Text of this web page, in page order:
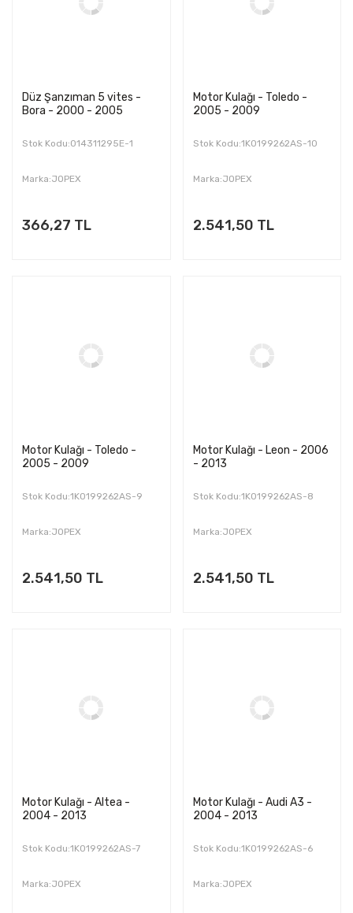
Düz Şanzıman 5 vites -
Bora - 2000 - 2005
Stok Kodu:014311295E-1
Marka:JOPEX
366,27 TL
Motor Kulağı - Toledo -
2005 - 2009
Stok Kodu:1K0199262AS-10
Marka:JOPEX
2.541,50 TL
Motor Kulağı - Toledo -
2005 - 2009
Stok Kodu:1K0199262AS-9
Marka:JOPEX
2.541,50 TL
Motor Kulağı - Leon - 2006
- 2013
Stok Kodu:1K0199262AS-8
Marka:JOPEX
2.541,50 TL
Motor Kulağı - Altea -
2004 - 2013
Stok Kodu:1K0199262AS-7
Marka:JOPEX
Motor Kulağı - Audi A3 -
2004 - 2013
Stok Kodu:1K0199262AS-6
Marka:JOPEX